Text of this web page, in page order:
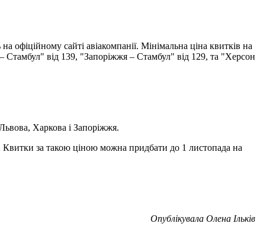
сайті авіакомпанії. Мінімальна ціна квитків на
Стамбул" від 139, "Запоріжжя – Стамбул" від 129, та "Херсон
Харкова і Запоріжжя.
за такою ціною можна придбати до 1 листопада на
Опублікувала Олена Ільків